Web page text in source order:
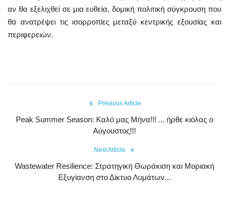
αν θα εξελιχθεί σε μια ευθεία, δομική πολιτική σύγκρουση που
θα ανατρέψει τις ισορροπίες μεταξύ κεντρικής εξουσίας και
περιφερειών.
Previous Article
Peak Summer Season: Kαλό μας Μήνα!!! ... ήρθε κιόλας ο
Αύγουστος!!!
Next Article
Wastewater Resilience: Στρατηγική Θωράκιση και Μοριακή
Εξυγίανση στο Δίκτυο Λυμάτων...